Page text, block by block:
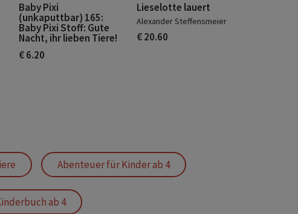
Baby Pixi
(unkaputtbar) 165:
Baby Pixi Stoff: Gute
Nacht, ihr lieben Tiere!
€ 6.20
Lieselotte lauert
Alexander Steffensmeier
€ 20.60
Abenteuer für Kinder ab 4
ab 4